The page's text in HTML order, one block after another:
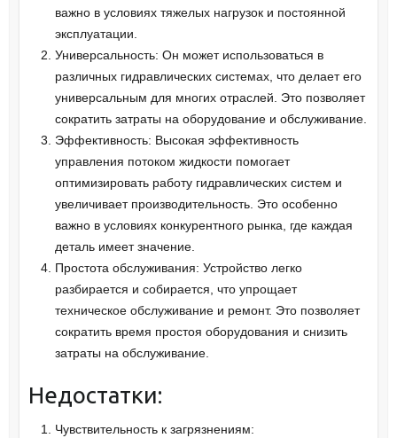
важно в условиях тяжелых нагрузок и постоянной
эксплуатации.
Универсальность: Он может использоваться в
различных гидравлических системах, что делает его
универсальным для многих отраслей. Это позволяет
сократить затраты на оборудование и обслуживание.
Эффективность: Высокая эффективность
управления потоком жидкости помогает
оптимизировать работу гидравлических систем и
увеличивает производительность. Это особенно
важно в условиях конкурентного рынка, где каждая
деталь имеет значение.
Простота обслуживания: Устройство легко
разбирается и собирается, что упрощает
техническое обслуживание и ремонт. Это позволяет
сократить время простоя оборудования и снизить
затраты на обслуживание.
Недостатки:
Чувствительность к загрязнениям: